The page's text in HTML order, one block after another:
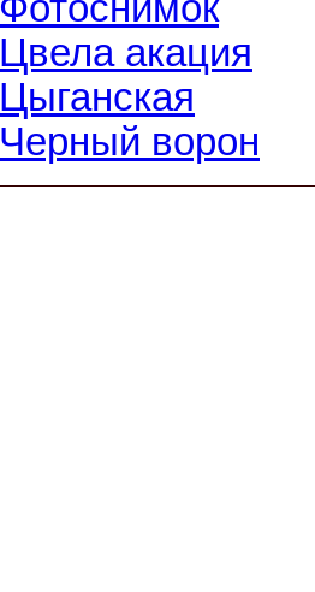
Фотоснимок
Цвела акация
Цыганская
Черный ворон